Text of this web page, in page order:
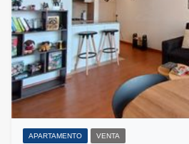
APARTAMENTO VENTA